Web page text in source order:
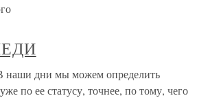
дни мы можем определить
по ее статусу, точнее, по тому, чего